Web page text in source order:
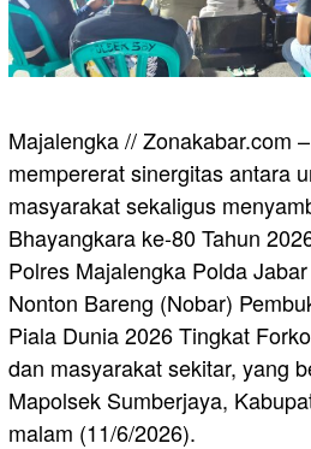
Majalengka // Zonakabar.com
mempererat sinergitas antara
masyarakat sekaligus
Bhayangkara ke-80 Tahun
Polres Majalengka Polda
Nonton Bareng (Nobar)
Piala Dunia 2026 Tingkat
dan masyarakat sekitar, yang
Mapolsek Sumberjaya,
malam (11/6/2026).